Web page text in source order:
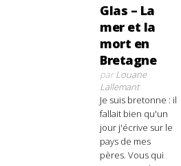
Glas – La
mer et la
mort en
Bretagne
parLouane
Lallemant
Je suis bretonne : il
fallait bien qu'un
jour j'écrive sur le
pays de mes
pères. Vous qui